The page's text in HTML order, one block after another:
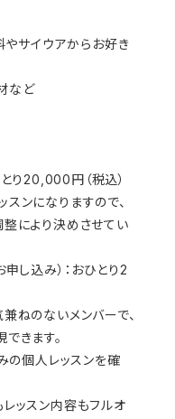
サイウアからお好き
など
り20,000円（税込）
ンになりますので、
により決めさせてい
し込み）：おひとり2
ねのないメンバーで、
きます。
の個人レッスンを確
ッスン内容もフルオ